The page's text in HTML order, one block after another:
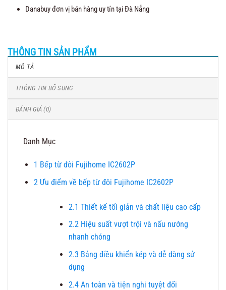
Danabuy đơn vị bán hàng uy tín tại Đà Nẵng
THÔNG TIN SẢN PHẨM
MÔ TẢ
THÔNG TIN BỔ SUNG
ĐÁNH GIÁ (0)
Danh Mục
1 Bếp từ đôi Fujihome IC2602P
2Ưu điểm về bếp từ đôi Fujihome IC2602P
2.1 Thiết kế tối giản và chất liệu cao cấp
2.2Hiệu suất vượt trội và nấu nướng
nhanh chóng
2.3 Bảng điều khiển kép và dễ dàng sử
dụng
2.4An toàn và tiện nghi tuyệt đối